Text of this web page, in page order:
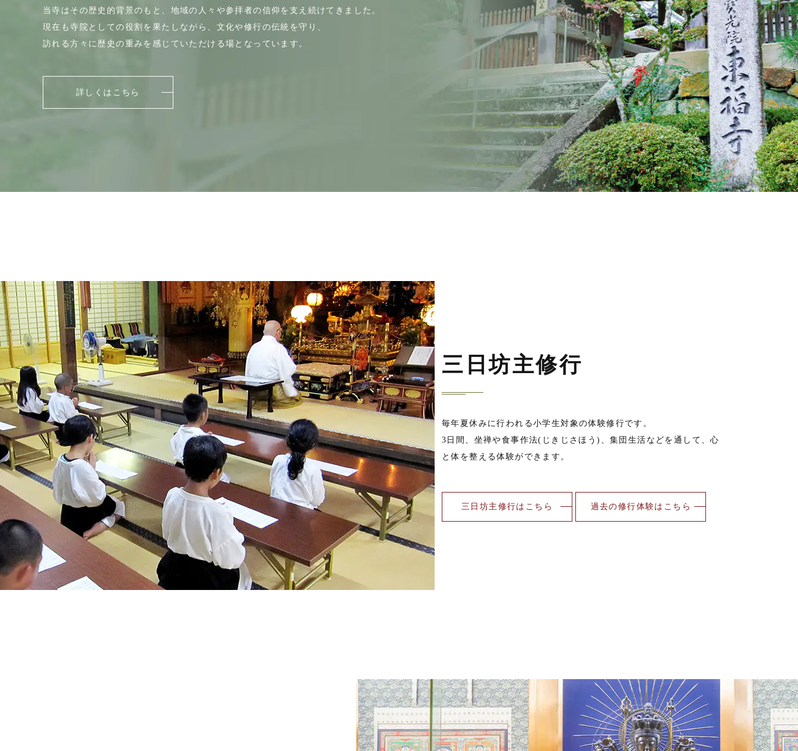
当寺はその歴史的背景のもと、地域の人々や参拝者の信仰を支え続けてきました。
現在も寺院としての役割を果たしながら、文化や修行の伝統を守り、
訪れる方々に歴史の重みを感じていただける場となっています。
詳しくはこちら
三日坊主修行
毎年夏休みに行われる小学生対象の体験修行です。
3日間、坐禅や食事作法(じきじさほう)、集団生活などを通して、心
と体を整える体験ができます。
三日坊主修行はこちら 過去の修行体験はこちら